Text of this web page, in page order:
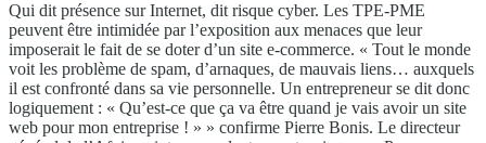
Qui dit présence sur Internet, dit risque cyber. Les TPE-PME
peuvent être intimidée par l’exposition aux menaces que leur
imposerait le fait de se doter d’un site e-commerce. « Tout le monde
voit les problème de spam, d’arnaques, de mauvais liens… auxquels
il est confronté dans sa vie personnelle. Un entrepreneur se dit donc
logiquement : « Qu’est-ce que ça va être quand je vais avoir un site
web pour mon entreprise ! » » confirme Pierre Bonis. Le directeur